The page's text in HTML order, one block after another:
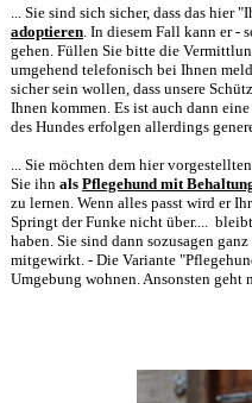
... Sie sind sich sicher, dass das
adoptieren. In diesem Fall kann er -
gehen. Füllen Sie bitte die
umgehend telefonisch bei Ihnen
sicher sein wollen, dass unsere
Ihnen kommen. Es ist auch dann
des Hundes erfolgen allerdings
... Sie möchten dem hier
Sie ihn als Pflegehund mit
zu lernen. Wenn alles passt wird er
Springt der Funke nicht über....
haben. Sie sind dann sozusagen
mitgewirkt. - Die Variante
Umgebung wohnen. Ansonsten